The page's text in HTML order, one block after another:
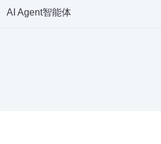
AI Agent智能体